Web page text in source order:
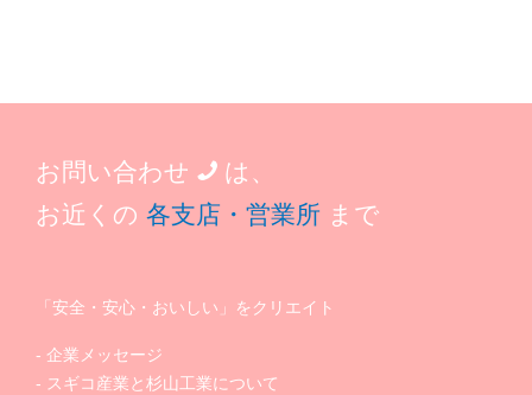
お問い合わせ
は、
お近くの 各支店・営業所 まで
「安全・安心・おいしい」をクリエイト
企業メッセージ
スギコ産業と杉山工業について